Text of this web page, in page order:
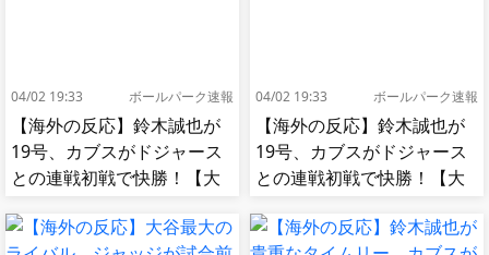
04/02 19:33 ボールパーク速報
【海外の反応】鈴木誠也が
19号、カブスがドジャース
との連戦初戦で快勝！【大
04/02 19:33 ボールパーク速報
【海外の反応】鈴木誠也が
19号、カブスがドジャース
との連戦初戦で快勝！【大